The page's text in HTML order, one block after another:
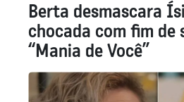
Berta desmascara
chocada com fim de
“Mania de Você”